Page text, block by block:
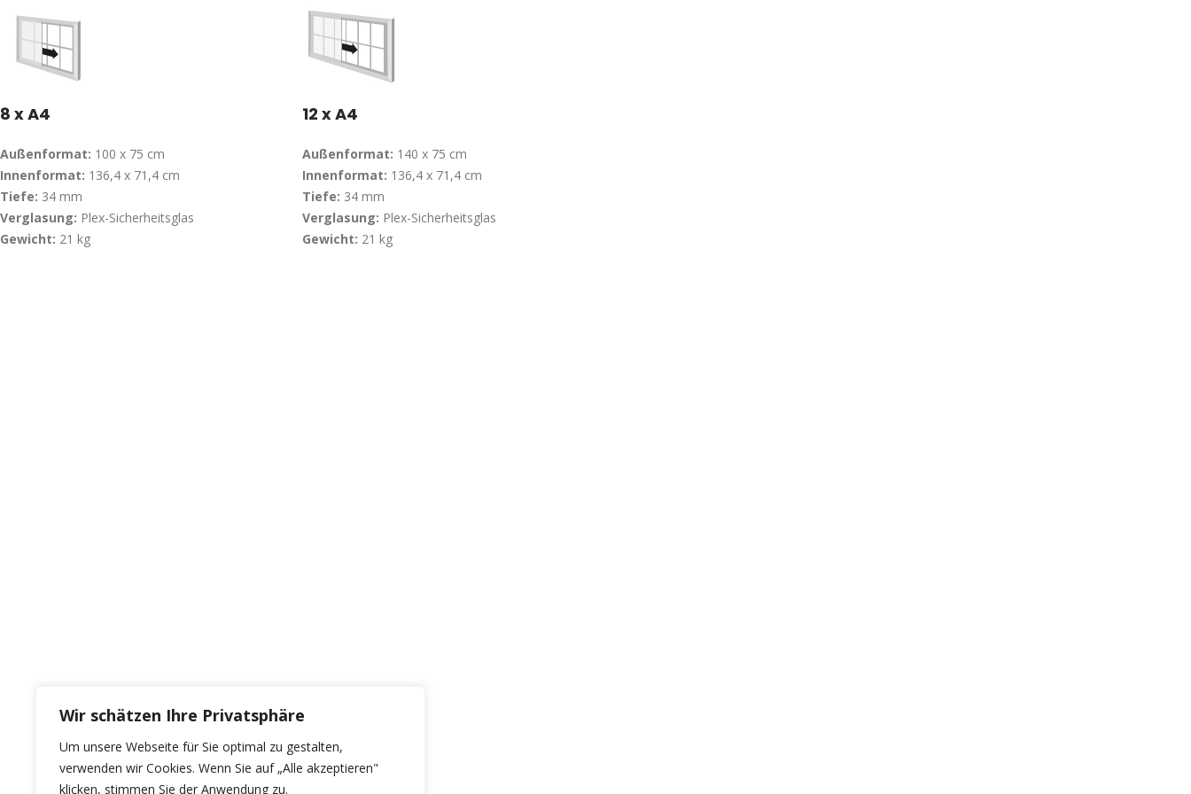
Wir schätzen Ihre Privatsphäre
Um unsere Webseite für Sie optimal zu gestalten,
verwenden wir Cookies. Wenn Sie auf „Alle akzeptieren"
klicken, stimmen Sie der Anwendung zu.
8 x A4
Außenformat: 100 x 75 cm
Innenformat: 136,4 x 71,4 cm
Tiefe: 34 mm
Verglasung: Plex-Sicherheitsglas
Gewicht: 21 kg
12 x A4
Außenformat: 140 x 75 cm
Innenformat: 136,4 x 71,4 cm
Tiefe: 34 mm
Verglasung: Plex-Sicherheitsglas
Gewicht: 21 kg